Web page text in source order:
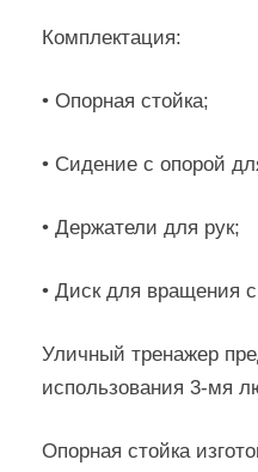
Комплектация:
• Опорная стойка;
• Сидение с опорой
• Держатели для рук;
• Диск для вращения
Уличный тренажер
использования 3-мя
Опорная стойка